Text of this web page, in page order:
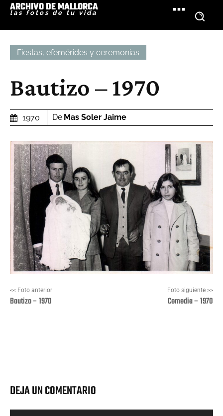
ARCHIVO DE MALLORCA
las fotos de tu vida
Fiestas, efemérides y ceremonias
Bautizo – 1970
1970 De Mas Soler Jaime
<< Foto anterior
Bautizo – 1970
Foto siguiente >>
Comedia – 1970
DEJA UN COMENTARIO